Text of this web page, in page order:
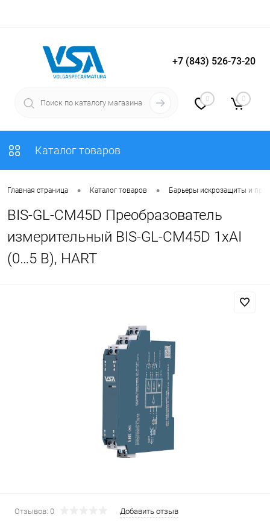
Вход Регистрация
+7 (843) 526-73-20
0 0
Каталог товаров
Главная страница • Каталог товаров • Барьеры искрозащиты и
BIS-GL-CM45D Преобразователь
измерительный BIS-GL-CM45D 1хAI
(0…5 В), HART
Отзывов: 0
Добавить отзыв